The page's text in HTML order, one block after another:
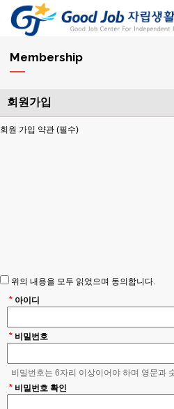
메뉴 건너
Membership
회원가입
회원 가입 약관 (필수)
위의 내용을 모두 읽었으며 동의합니다.
아이디
*
비밀번호
*
비밀번호는 6자리 이상이어야 하며 영문과
비밀번호 확인
*